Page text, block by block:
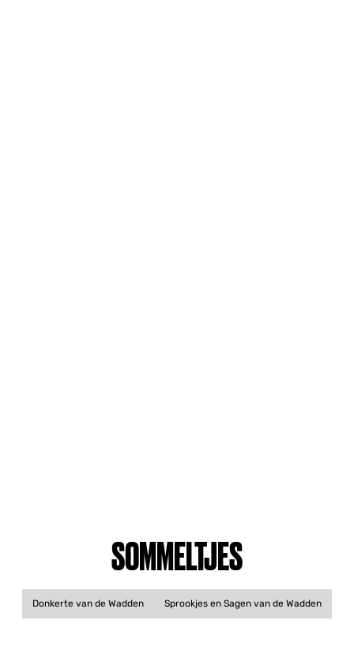
SOMMELTJES
Donkerte van de Wadden Sprookjes en Sagen van de Wadden